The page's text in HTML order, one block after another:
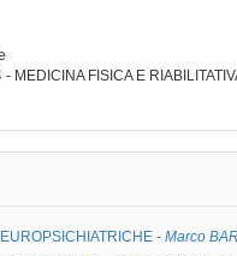
- MEDICINA FISICA E
- Marco